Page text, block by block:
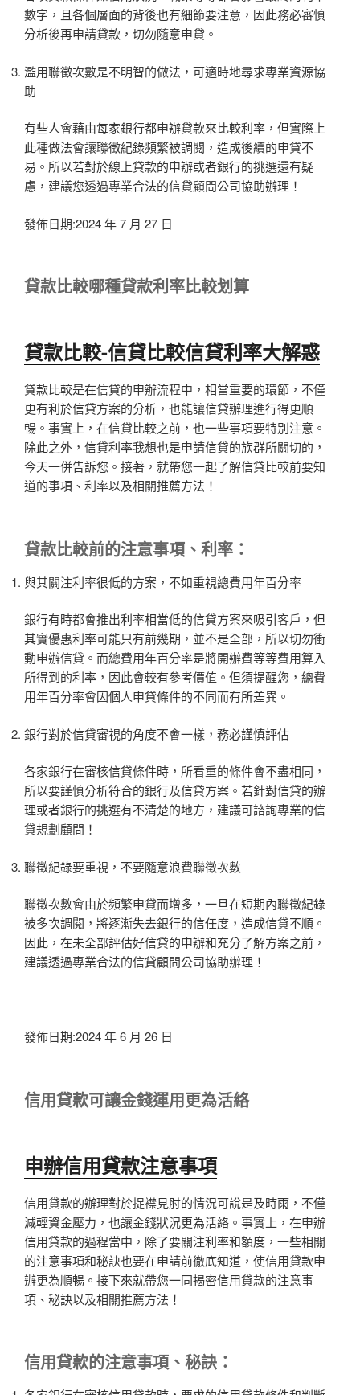
數字，且各個層面的背後也有細節要注意，因此務必審慎
分析後再申請貸款，切勿隨意申貸。
濫用聯徵次數是不明智的做法，可適時地尋求專業資源協
助
有些人會藉由每家銀行都申辦貸款來比較利率，但實際上
此種做法會讓聯徵紀錄頻繁被調閱，造成後續的申貸不
易。所以若對於線上貸款的申辦或者銀行的挑選還有疑
慮，建議您透過專業合法的信貸顧問公司協助辦理！
發佈日期:2024 年 7 月 27 日
貸款比較哪種貸款利率比較划算
貸款比較-信貸比較信貸利率大解惑
貸款比較是在信貸的申辦流程中，相當重要的環節，不僅
更有利於信貸方案的分析，也能讓信貸辦理進行得更順
暢。事實上，在信貸比較之前，也一些事項要特別注意。
除此之外，信貸利率我想也是申請信貸的族群所關切的，
今天一併告訴您。接著，就帶您一起了解信貸比較前要知
道的事項、利率以及相關推薦方法！
貸款比較前的注意事項、利率：
與其關注利率很低的方案，不如重視總費用年百分率
銀行有時都會推出利率相當低的信貸方案來吸引客戶，但
其實優惠利率可能只有前幾期，並不是全部，所以切勿衝
動申辦信貸。而總費用年百分率是將開辦費等等費用算入
所得到的利率，因此會較有參考價值。但須提醒您，總費
用年百分率會因個人申貸條件的不同而有所差異。
銀行對於信貸審視的角度不會一樣，務必謹慎評估
各家銀行在審核信貸條件時，所看重的條件會不盡相同，
所以要謹慎分析符合的銀行及信貸方案。若針對信貸的辦
理或者銀行的挑選有不清楚的地方，建議可諮詢專業的信
貸規劃顧問！
聯徵紀錄要重視，不要隨意浪費聯徵次數
聯徵次數會由於頻繁申貸而增多，一旦在短期內聯徵紀錄
被多次調閱，將逐漸失去銀行的信任度，造成信貸不順。
因此，在未全部評估好信貸的申辦和充分了解方案之前，
建議透過專業合法的信貸顧問公司協助辦理！
發佈日期:2024 年 6 月 26 日
信用貸款可讓金錢運用更為活絡
申辦信用貸款注意事項
信用貸款的辦理對於捉襟見肘的情況可說是及時雨，不僅
減輕資金壓力，也讓金錢狀況更為活絡。事實上，在申辦
信用貸款的過程當中，除了要關注利率和額度，一些相關
的注意事項和秘訣也要在申請前徹底知道，使信用貸款申
辦更為順暢。接下來就帶您一同揭密信用貸款的注意事
項、秘訣以及相關推薦方法！
信用貸款的注意事項、秘訣：